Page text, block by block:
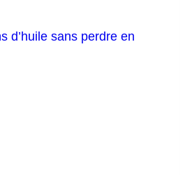
d’huile sans perdre en